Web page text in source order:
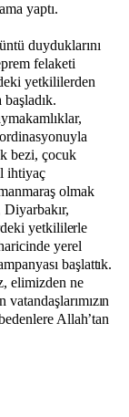
yaptı.
duyduklarını
felaketi
yetkililerden
başladık.
bezi, çocuk
ihtiyaç
olmak
Diyarbakır,
yetkililerle
yerel
başlattık.
elimizden ne
Allah’tan